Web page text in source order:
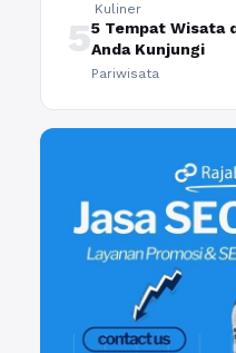
Kuliner
55 Tempat Wisata
Anda Kunjungi
Pariwisata